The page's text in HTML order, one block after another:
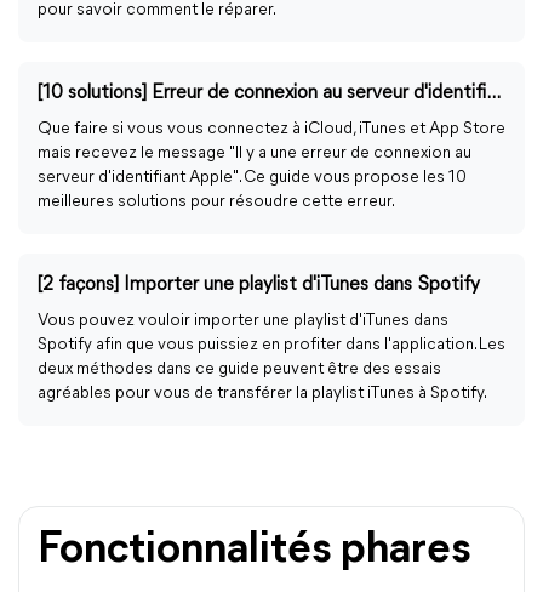
pour savoir comment le réparer.
[10 solutions] Erreur de connexion au serveur d'identifiant Apple
Que faire si vous vous connectez à iCloud, iTunes et App Store
mais recevez le message "Il y a une erreur de connexion au
serveur d'identifiant Apple". Ce guide vous propose les 10
meilleures solutions pour résoudre cette erreur.
[2 façons] Importer une playlist d'iTunes dans Spotify
Vous pouvez vouloir importer une playlist d'iTunes dans
Spotify afin que vous puissiez en profiter dans l'application. Les
deux méthodes dans ce guide peuvent être des essais
agréables pour vous de transférer la playlist iTunes à Spotify.
Fonctionnalités phares